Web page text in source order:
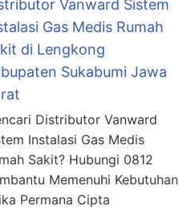
Vanward Sistem
Gas Medis Rumah
di Lengkong
Sukabumi Jawa
Distributor Vanward
Instalasi Gas Medis
Sakit? Hubungi 0812
Memenuhi Kebutuhan
Permana Cipta